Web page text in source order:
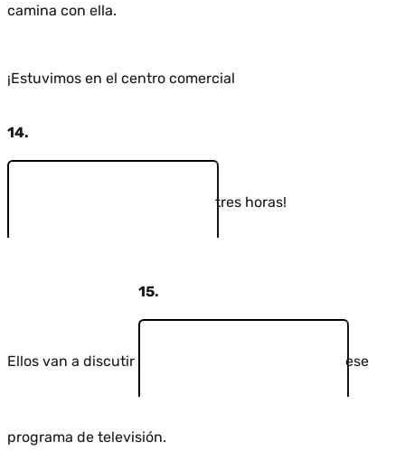
camina con ella.
¡Estuvimos en el centro comercial
14.
tres horas!
Ellos van a discutir
15.
ese
programa de televisión.